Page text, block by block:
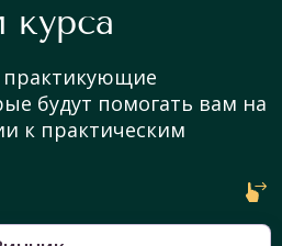
курса
практикующие
будут помогать вам на
к практическим